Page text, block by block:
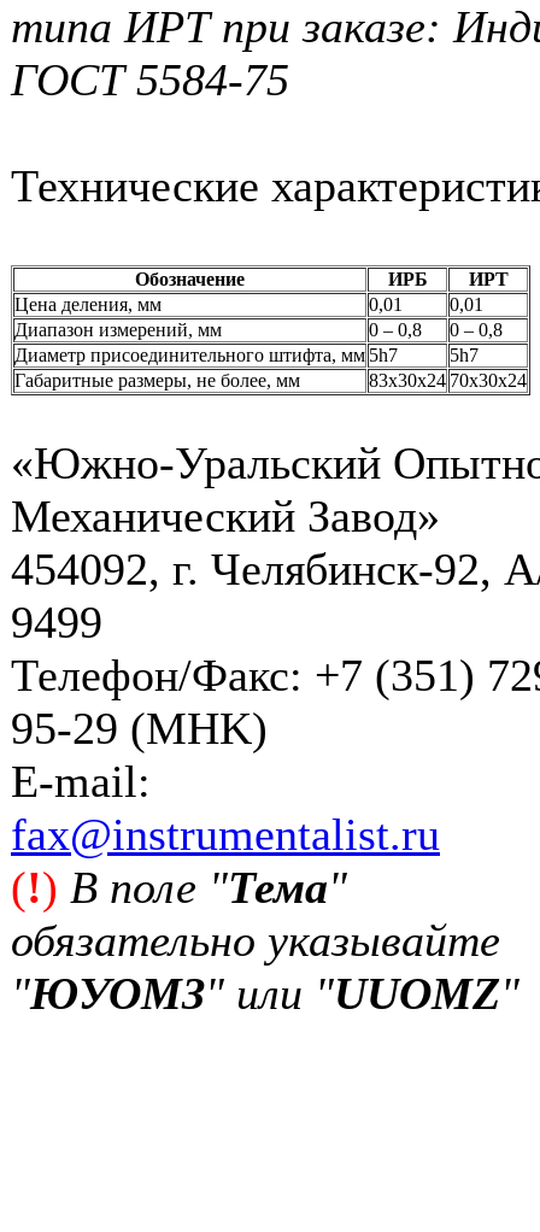
типа ИРТ при заказе:
ГОСТ 5584-75
Технические
Обозначение ИРБ
ИРТ
Цена деления, мм
0,01
0,01
Диапазон измерений, мм
0 – 0,8
0 – 0,8
Диаметр присоединительного штифта, мм 5h7
5h7
Габаритные размеры, не более, мм
83х30х24 70х30х24
«Южно-Уральский
Механический Завод»
454092, г. Челябинск-92,
9499
Телефон/Факс: +7 (351)
95-29 (MHK)
Е-mail:
fax@instrumentalist.ru
(!) В поле "Тема"
обязательно указывайте
"ЮУОМЗ" или "UUOMZ"